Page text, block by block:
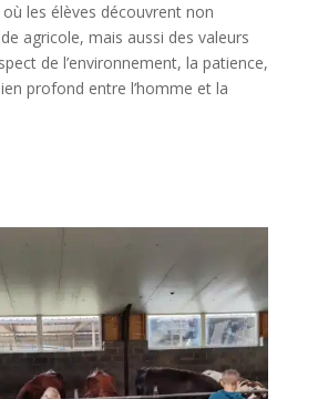
les élèves découvrent non
agricole, mais aussi des valeurs
de l’environnement, la patience,
profond entre l’homme et la